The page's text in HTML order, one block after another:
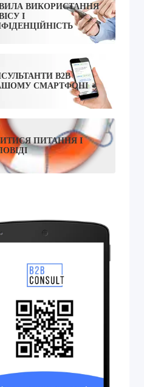
ВИКОРИСТАННЯ
І
B2B
СМАРТФОНІ
ПИТАННЯ І